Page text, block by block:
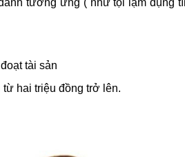
tương ứng ( như tội lạm dụng
tài sản
hai triệu đồng trở lên.